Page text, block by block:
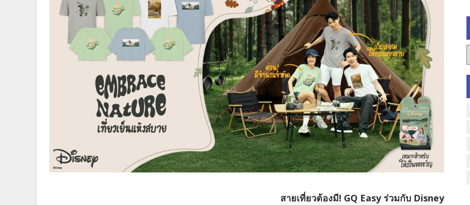
สายเที่ยวต้องมี! GQ Easy ร่วมกับ Disney